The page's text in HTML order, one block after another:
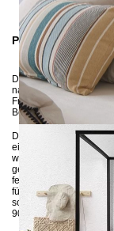
Das Himmelbett
nach der Nachtruhe
Frühstück oder zum
Bettes ist elegant
Das Himmelbett wird
einer der klassischen
weichem Stoff
gepolstert werden.
fest im Gestell sitzt
für noch mehr
sowohl einen großen
90x200 reinzulegen.